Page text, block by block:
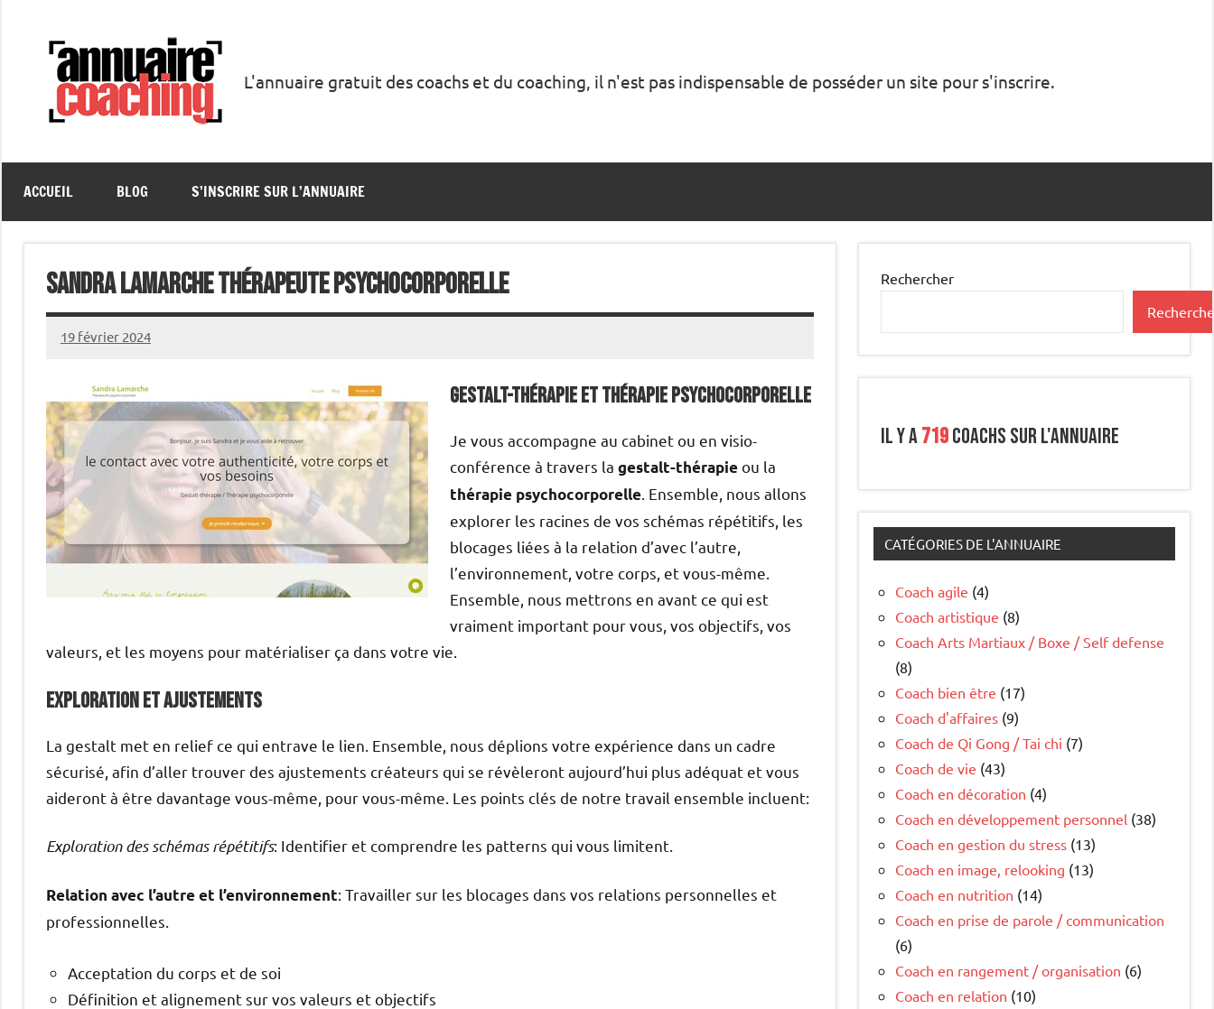
Coaching
L'annuaire gratuit des coachs et du coaching, il n'est pas indispensable de posséder un site pour s'inscrire.
ACCUEIL BLOG S’INSCRIRE SUR L’ANNUAIRE
Sandra Lamarche Thérapeute psychocorporelle
19 février 2024
annuairecoaching
Gestalt-Thérapie et Thérapie Psychocorporelle
Je vous accompagne au cabinet ou en visio-
conférence à travers la gestalt-thérapieou la
thérapie psychocorporelle . Ensemble, nous allons
explorer les racines de vos schémas répétitifs, les
blocages liées à la relation d’avec l’autre,
l’environnement, votre corps, et vous-même.
Ensemble, nous mettrons en avant ce qui est
vraiment important pour vous, vos objectifs, vos
valeurs, et les moyens pour matérialiser ça dans votre vie.
Exploration et Ajustements
La gestalt met en relief ce qui entrave le lien. Ensemble, nous déplions votre expérience dans un cadre
sécurisé, afin d’aller trouver des ajustements créateurs qui se révèleront aujourd’hui plus adéquat et vous
aideront à être davantage vous-même, pour vous-même. Les points clés de notre travail ensemble incluent:
Exploration des schémas répétitifs: Identifier et comprendre les patterns qui vous limitent.
Relation avec l’autre et l’environnement: Travailler sur les blocages dans vos relations personnelles et
professionnelles.
Acceptation du corps et de soi
Définition et alignement sur vos valeurs et objectifs
Rechercher
Il y a719coachs sur l'annuaire
CATÉGORIES DE L'ANNUAIRE
Coach agile (4)
Coach artistique (8)
Coach Arts Martiaux / Boxe / Self defense
(8)
Coach bien être (17)
Coach d'affaires (9)
Coach de Qi Gong / Tai chi (7)
Coach de vie (43)
Coach en décoration (4)
Coach en développement personnel (38)
Coach en gestion du stress (13)
Coach en image, relooking (13)
Coach en nutrition (14)
Coach en prise de parole / communication
(6)
Coach en rangement / organisation (6)
Coach en relation (10)